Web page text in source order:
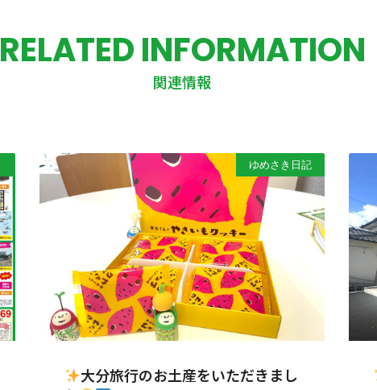
RELATED INFORMATION
関連情報
ゆめさき日記
大分旅行のお土産をいただきまし